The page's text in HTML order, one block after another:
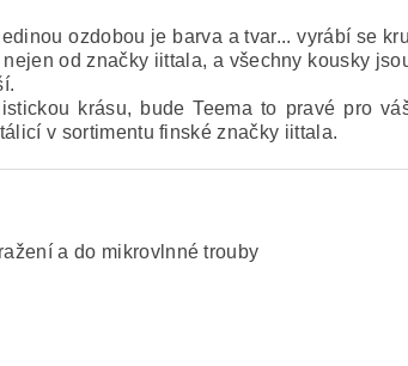
ozdobou je barva a tvar... vyrábí se
od značky iittala, a všechny kousky
krásu, bude Teema to pravé pro
v sortimentu finské značky iittala.
a do mikrovlnné trouby